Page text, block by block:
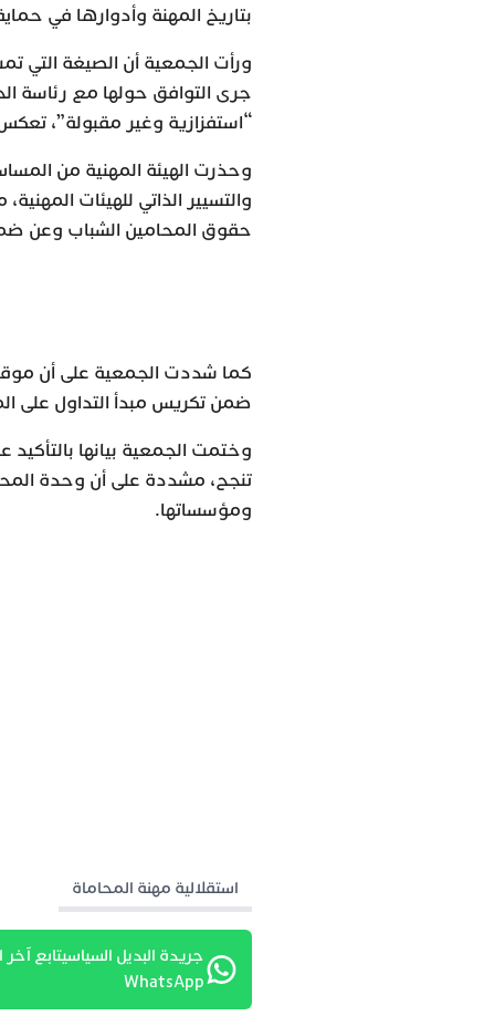
بتاريخ المهنة وأدوارها في
ورأت الجمعية أن الصيغة التي
جرى التوافق حولها مع رئاسة
“استفزازية وغير مقبولة”،
وحذرت الهيئة المهنية من
والتسيير الذاتي للهيئات
حقوق المحامين الشباب وعن
كما شددت الجمعية على أن
ضمن تكريس مبدأ التداول على
وختمت الجمعية بيانها
تنجح، مشددة على أن وحدة
ومؤسساتها.
استقلالية مهنة المحاماة
جريدة البديل السياسيتابع آخر
WhatsApp